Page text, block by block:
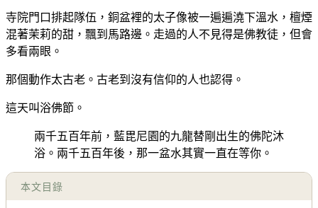
寺院門口排起隊伍，銅盆裡的太子像被一遍遍澆下溫水，檀煙
混著茉莉的甜，飄到馬路邊。走過的人不見得是佛教徒，但會
多看兩眼。
那個動作太古老。古老到沒有信仰的人也認得。
這天叫浴佛節。
兩千五百年前，藍毘尼園的九龍替剛出生的佛陀沐
浴。兩千五百年後，那一盆水其實一直在等你。
本文目錄